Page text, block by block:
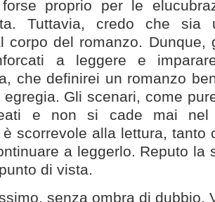
proprio per le
Tuttavia, credo che sia
corpo del romanzo. Dunque,
a leggere e
che definirei un romanzo
egregia. Gli scenari, come
e non si cade mai nel
è scorrevole alla lettura, tanto
a leggerlo. Reputo la
di vista.
senza ombra di dubbio.